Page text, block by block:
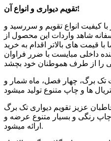
تقویم دیواری و انواع آن!
با کیفیت انواع تقویم و سررسید و
شاهد واردات این محصول از
قیمت های بالاتر اقدام به خرید
داخلی مبایست با ضرر فراوان
تک برگ، چهار فصل، ماه شمار و
عزیز تقویم دیواری تک برگ
رنگی و بسیار متنوع عرضه و
ارائه میشود.